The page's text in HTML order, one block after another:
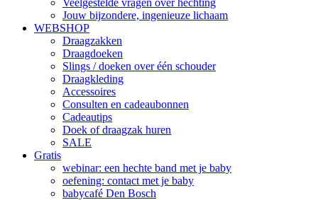
Veelgestelde vragen over hechting
Jouw bijzondere, ingenieuze lichaam
WEBSHOP
Draagzakken
Draagdoeken
Slings / doeken over één schouder
Draagkleding
Accessoires
Consulten en cadeaubonnen
Cadeautips
Doek of draagzak huren
SALE
Gratis
webinar: een hechte band met je baby
oefening: contact met je baby
babycafé Den Bosch